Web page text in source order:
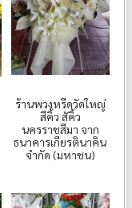
ร้านพวงหรีดวัดใหญ่
สีคิ้ว สัคิ้ว
นครราชสีมา จาก
ธนาคารเกียรตินาคิน
จำกัด (มหาชน)